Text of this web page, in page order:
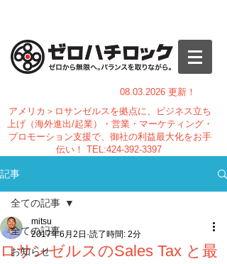
08.03.2026 更新！
アメリカ＞ロサンゼルスを拠点に、ビジネス立ち
上げ（海外進出/起業）・営業・マーケティング・
プロモーション支援で、御社の利益最大化をお手
伝い！ TEL:424-392-3397
記事
全ての記事
お知らせ
全ての記事
ロサンゼルスのSales Tax と最
mitsu
2017年6月2日 読了時間: 2分